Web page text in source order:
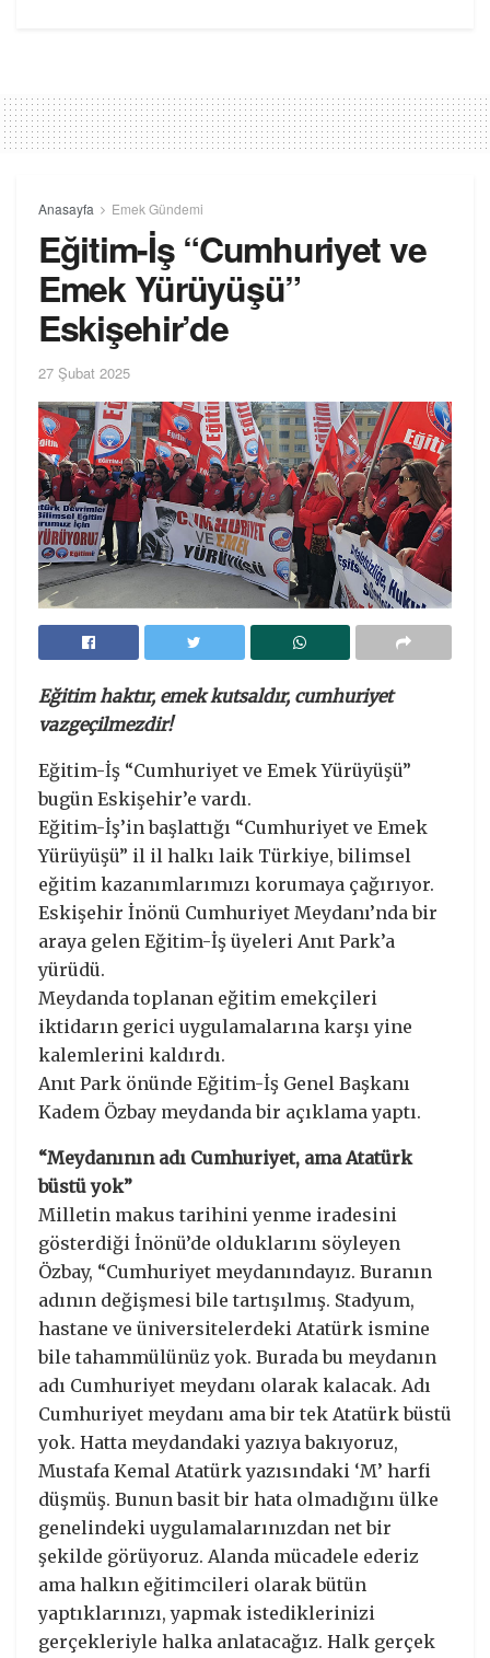
Anasayfa Emek Gündemi
Eğitim-İş “Cumhuriyet ve
Emek Yürüyüşü”
Eskişehir’de
27 Şubat 2025
Eğitim haktır, emek kutsaldır, cumhuriyet
vazgeçilmezdir!
Eğitim-İş “Cumhuriyet ve Emek Yürüyüşü”
bugün Eskişehir’e vardı.
Eğitim-İş’in başlattığı “Cumhuriyet ve Emek
Yürüyüşü” il il halkı laik Türkiye, bilimsel
eğitim kazanımlarımızı korumaya çağırıyor.
Eskişehir İnönü Cumhuriyet Meydanı’nda bir
araya gelen Eğitim-İş üyeleri Anıt Park’a
yürüdü.
Meydanda toplanan eğitim emekçileri
iktidarın gerici uygulamalarına karşı yine
kalemlerini kaldırdı.
Anıt Park önünde Eğitim-İş Genel Başkanı
Kadem Özbay meydanda bir açıklama yaptı.
“Meydanının adı Cumhuriyet, ama Atatürk
büstü yok”
Milletin makus tarihini yenme iradesini
gösterdiği İnönü’de olduklarını söyleyen
Özbay, “Cumhuriyet meydanındayız. Buranın
adının değişmesi bile tartışılmış. Stadyum,
hastane ve üniversitelerdeki Atatürk ismine
bile tahammülünüz yok. Burada bu meydanın
adı Cumhuriyet meydanı olarak kalacak. Adı
Cumhuriyet meydanı ama bir tek Atatürk büstü
yok. Hatta meydandaki yazıya bakıyoruz,
Mustafa Kemal Atatürk yazısındaki ‘M’ harfi
düşmüş. Bunun basit bir hata olmadığını ülke
genelindeki uygulamalarınızdan net bir
şekilde görüyoruz. Alanda mücadele ederiz
ama halkın eğitimcileri olarak bütün
yaptıklarınızı, yapmak istediklerinizi
gerçekleriyle halka anlatacağız. Halk gerçek